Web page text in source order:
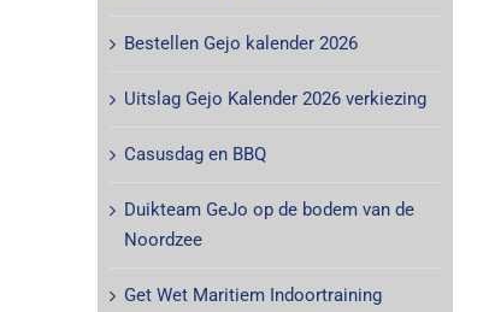
Bestellen Gejo kalender 2026
Uitslag Gejo Kalender 2026 verkiezing
Casusdag en BBQ
Duikteam GeJo op de bodem van de
Noordzee
Get Wet Maritiem Indoortraining